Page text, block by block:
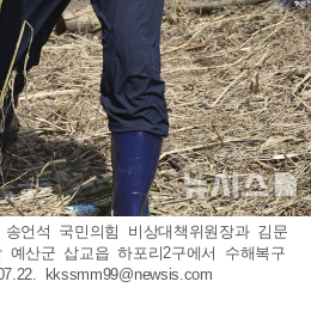
언석 국민의힘 비상대책위원장과 김문
산군 삽교읍 하포리2구에서 수해복구
kkssmm99@newsis.com